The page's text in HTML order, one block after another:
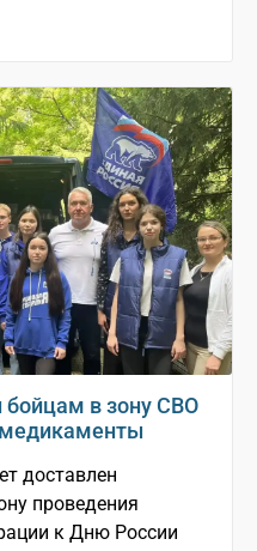
бойцам в зону СВО
медикаменты
доставлен
проведения
к Дню России